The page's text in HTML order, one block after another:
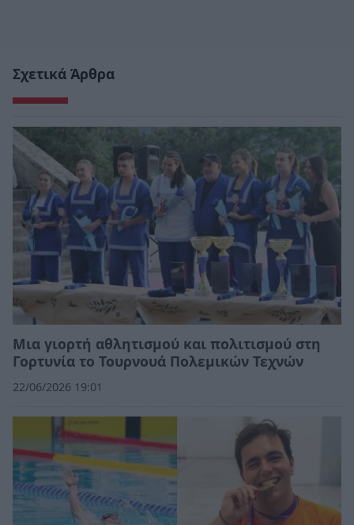
Σχετικά Άρθρα
Μια γιορτή αθλητισμού και πολιτισμού στη
Γορτυνία το Τουρνουά Πολεμικών Τεχνών
22/06/2026 19:01